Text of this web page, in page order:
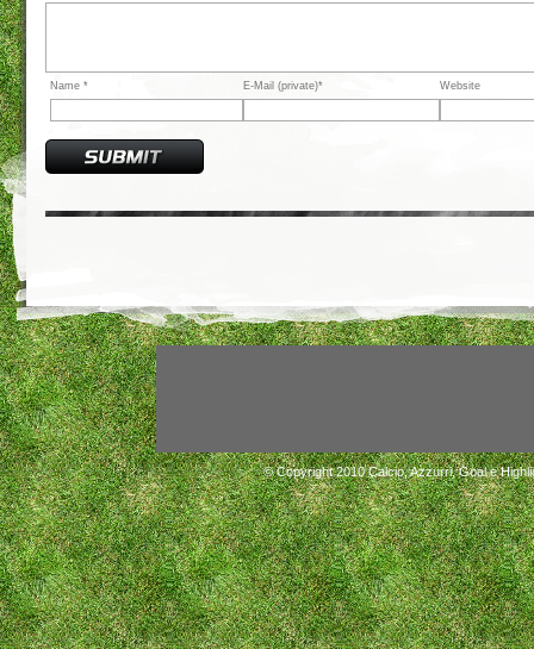
Name * E-Mail (private)* Website
© Copyright 2010Calcio, Azzurri, Goal e